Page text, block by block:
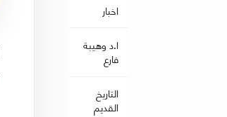
اخبار
ا.د وهيبة
فارع
التاريخ
القديم